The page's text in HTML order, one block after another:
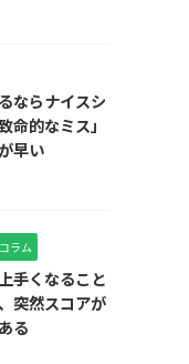
ならナイスシ
命的なミス」
早い
ラム
手くなること
突然スコアが
る